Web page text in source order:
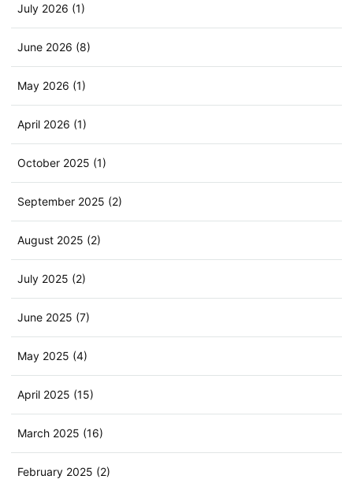
July 2026 (1)
June 2026 (8)
May 2026 (1)
April 2026 (1)
October 2025 (1)
September 2025 (2)
August 2025 (2)
July 2025 (2)
June 2025 (7)
May 2025 (4)
April 2025 (15)
March 2025 (16)
February 2025 (2)